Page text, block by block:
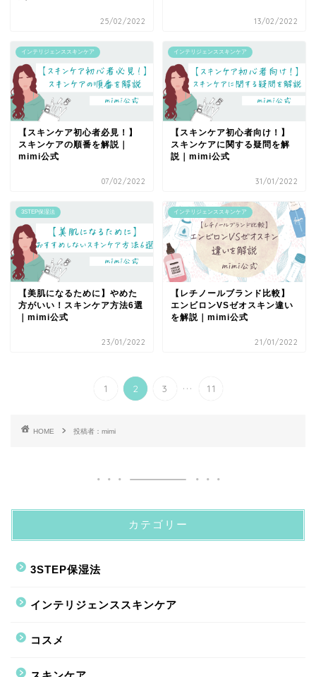
25/02/2022 13/02/2022
インテリジェンススキンケア
【スキンケア初心者必見！】
スキンケアの順番を解説｜
mimi公式
07/02/2022
インテリジェンススキンケア
【スキンケア初心者向け！】
スキンケアに関する疑問を解
説｜mimi公式
31/01/2022
3STEP保湿法
【美肌になるために】やめた
方がいい！スキンケア方法6選
｜mimi公式
23/01/2022
インテリジェンススキンケア
【レチノールブランド比較】
エンビロンVSゼオスキン違い
を解説｜mimi公式
21/01/2022
1 2 3 ... 11
HOME 投稿者：mimi
カテゴリー
3STEP保湿法
インテリジェンススキンケア
コスメ